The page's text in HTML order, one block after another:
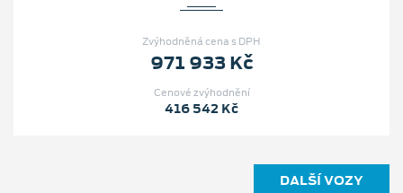
Zvýhodněná cena s DPH
971 933 Kč
Cenové zvýhodnění
416 542 Kč
DALŠÍ VOZY